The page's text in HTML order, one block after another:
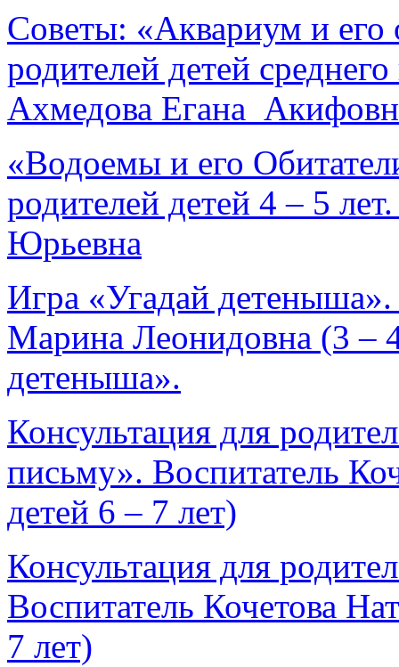
Советы: «Аквариум и его
родителей детей
Ахмедова Егана
«Водоемы и его
родителей детей 4 – 5
Юрьевна
Игра «Угадай
Марина Леонидовна (3 –
детеныша».
Консультация для
письму». Воспитатель
детей 6 – 7 лет)
Консультация для
Воспитатель Кочетова
7 лет)